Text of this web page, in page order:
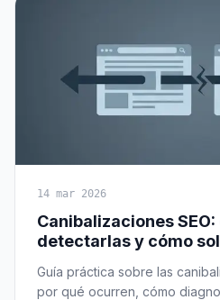
14 mar 2026
Canibalizaciones
detectarlas y cómo
Guía práctica sobre las
por qué ocurren, cómo